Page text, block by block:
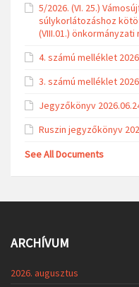
5/2026. (VI. 25.)
súlykorlátozáshoz
(VIII.01.)
4. számú melléklet
3. számú melléklet
Jegyzőkönyv
Ruszin jegyzőkönyv
See All Documents
ARCHÍVUM
2026. augusztus